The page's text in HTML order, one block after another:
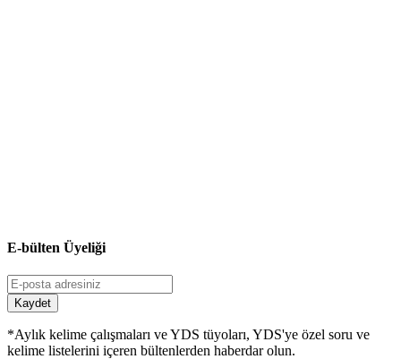
E-bülten Üyeliği
Kaydet
*Aylık kelime çalışmaları ve YDS tüyoları, YDS'ye özel soru ve
kelime listelerini içeren bültenlerden haberdar olun.